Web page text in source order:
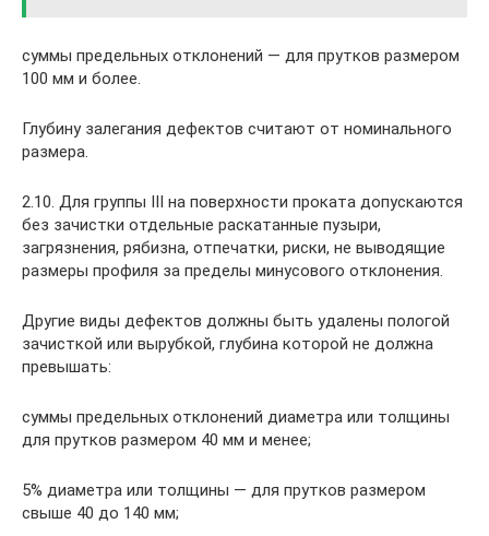
суммы предельных отклонений — для прутков размером
100 мм и более.
Глубину залегания дефектов считают от номинального
размера.
2.10. Для группы III на поверхности проката допускаются
без зачистки отдельные раскатанные пузыри,
загрязнения, рябизна, отпечатки, риски, не выводящие
размеры профиля за пределы минусового отклонения.
Другие виды дефектов должны быть удалены пологой
зачисткой или вырубкой, глубина которой не должна
превышать:
суммы предельных отклонений диаметра или толщины
для прутков размером 40 мм и менее;
5% диаметра или толщины — для прутков размером
свыше 40 до 140 мм;